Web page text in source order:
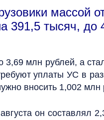
массой
391,5 тысяч, до
3,69 млн рублей, а
уплаты УС в
вносить 1,002 млн
он составлял